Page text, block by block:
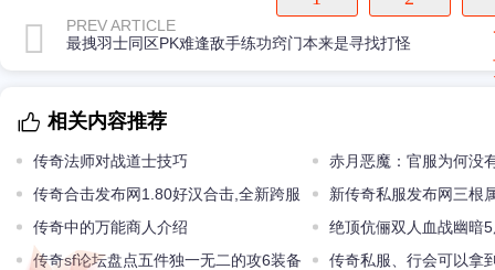
PREV ARTICLE
最拽羽士同区PK难逢敌手练功窍门本来是寻找打怪
相关内容推荐
传奇法师对战道士技巧
赤月恶魔：官服为何没
仓库功能主要有三大原因
传奇合击发布网1.80好汉合击,全新跨服
战个人PVP积分赛全新推出
新传奇私服发布网三根
品幸运项链最后一根最可
传奇中的万能商人介绍
绝顶伉俪双人血战幽暗
喇叭都不敢刷
传奇sf论坛盘点五件独一无二的攻6装备
传奇私服、行会可以拿